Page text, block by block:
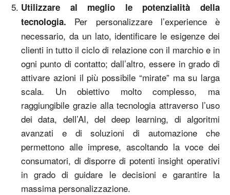
Utilizzare al meglio le potenzialità della
tecnologia. Per personalizzare l’experience è
necessario, da un lato, identificare le esigenze dei
clienti in tutto il ciclo di relazione con il marchio e in
ogni punto di contatto; dall’altro, essere in grado di
attivare azioni il più possibile “mirate” ma su larga
scala. Un obiettivo molto complesso, ma
raggiungibile grazie alla tecnologia attraverso l’uso
dei data, dell’AI, del deep learning, di algoritmi
avanzati e di soluzioni di automazione che
permettono alle imprese, ascoltando la voce dei
consumatori, di disporre di potenti insight operativi
in grado di guidare le decisioni e garantire la
massima personalizzazione.